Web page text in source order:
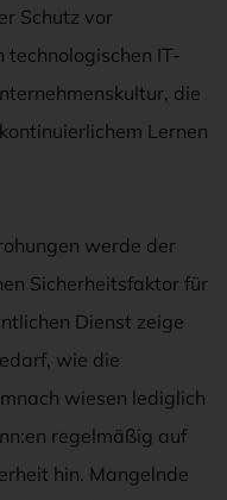
Schutz vor
IT-
die
Lernen
werde der
Sicherheitsfaktor für
Dienst zeige
wie die
wiesen lediglich
regelmäßig auf
hin. Mangelnde